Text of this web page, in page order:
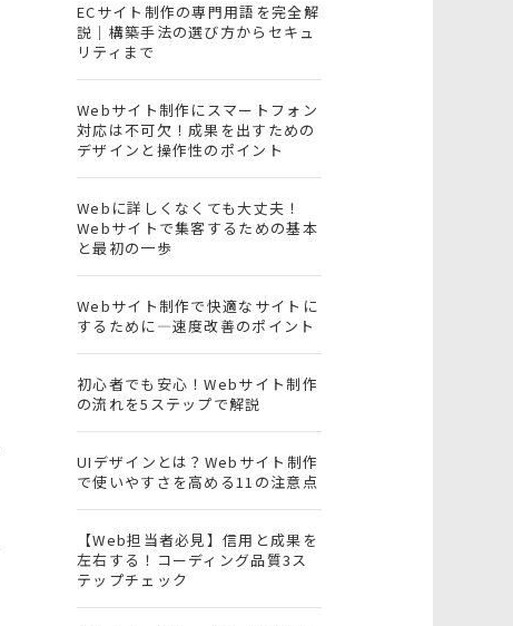
ECサイト制作の専門用語を完全解
説｜構築手法の選び方からセキュ
リティまで
Webサイト制作にスマートフォン
対応は不可欠！成果を出すための
デザインと操作性のポイント
Webに詳しくなくても大丈夫！
Webサイトで集客するための基本
と最初の一歩
Webサイト制作で快適なサイトに
するために―速度改善のポイント
初心者でも安心！Webサイト制作
の流れを5ステップで解説
UIデザインとは？Webサイト制作
で使いやすさを高める11の注意点
【Web担当者必見】信用と成果を
左右する！コーディング品質3ス
テップチェック